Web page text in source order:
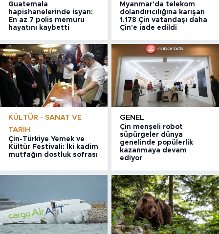
Guatemala
hapishanelerinde isyan:
En az 7 polis memuru
hayatını kaybetti
Myanmar'da telekom
dolandırıcılığına karışan
1.178 Çin vatandaşı daha
Çin'e iade edildi
KÜLTÜR - SANAT VE
TARIH
Çin-Türkiye Yemek ve
Kültür Festivali: İki kadim
mutfağın dostluk sofrası
GENEL
Çin menşeli robot
süpürgeler dünya
genelinde popülerlik
kazanmaya devam
ediyor